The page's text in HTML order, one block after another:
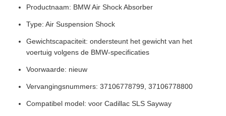
Productnaam: BMW Air Shock Absorber
Type: Air Suspension Shock
Gewichtscapaciteit: ondersteunt het gewicht van het
voertuig volgens de BMW-specificaties
Voorwaarde: nieuw
Vervangingsnummers: 37106778799, 37106778800
Compatibel model: voor Cadillac SLS Sayway